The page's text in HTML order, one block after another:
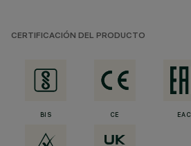
CERTIFICACIÓN DEL PRODUCTO
BIS CE EAC